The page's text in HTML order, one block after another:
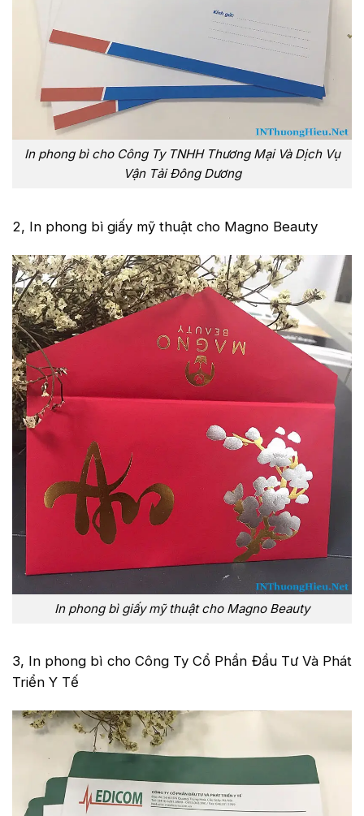
In phong bì cho Công Ty TNHH Thương Mại Và Dịch Vụ
Vận Tải Đông Dương
2, In phong bì giấy mỹ thuật cho Magno Beauty
In phong bì giấy mỹ thuật cho Magno Beauty
3, In phong bì cho Công Ty Cổ Phần Đầu Tư Và Phát
Triển Y Tế